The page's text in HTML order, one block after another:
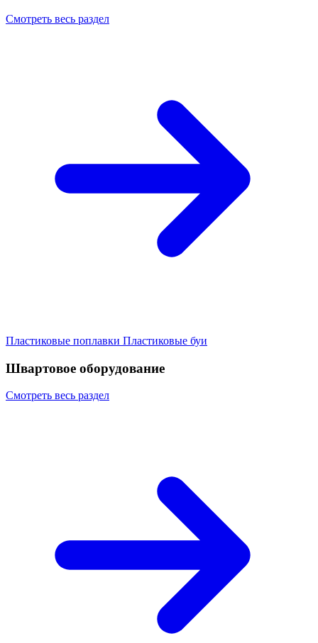
Смотреть весь раздел
Пластиковые поплавки Пластиковые буи
Швартовое оборудование
Смотреть весь раздел